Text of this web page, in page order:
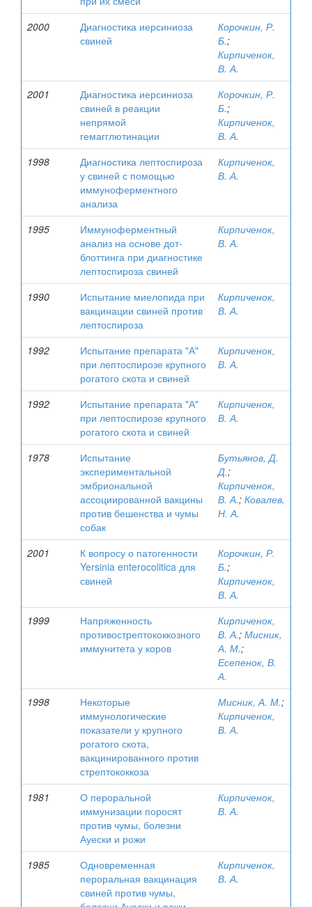
2000
Диагностика иерсиниоза
свиней
Корочкин, Р.
Б.;
Кирпиченок,
В. А.
2001
Диагностика иерсиниоза
свиней в реакции
непрямой
гемагглютинации
Корочкин, Р.
Б.;
Кирпиченок,
В. А.
1998
Диагностика лептоспироза
у свиней с помощью
иммуноферментного
анализа
Кирпиченок,
В. А.
1995
Иммуноферментный
анализ на основе дот-
блоттинга при диагностике
лептоспироза свиней
Кирпиченок,
В. А.
1990
Испытание миелопида при
вакцинации свиней против
лептоспироза
Кирпиченок,
В. А.
1992
Испытание препарата "А"
при лептоспирозе крупного
рогатого скота и свиней
Кирпиченок,
В. А.
1992
Испытание препарата "А"
при лептоспирозе крупного
рогатого скота и свиней
Кирпиченок,
В. А.
1978
Испытание
экспериментальной
эмбриональной
ассоциированной вакцины
против бешенства и чумы
собак
Бутьянов, Д.
Д.;
Кирпиченок,
В. А.; Ковалев,
Н. А.
2001
К вопросу о патогенности
Yersinia enterocolitica для
свиней
Корочкин, Р.
Б.;
Кирпиченок,
В. А.
1999
Напряженность
противострептококкозного
иммунитета у коров
Кирпиченок,
В. А.; Мисник,
А. М.;
Есепенок, В.
А.
1998
Некоторые
иммунологические
показатели у крупного
рогатого скота,
вакцинированного против
стрептококкоза
Мисник, А. М.;
Кирпиченок,
В. А.
1981
О пероральной
иммунизации поросят
против чумы, болезни
Ауески и рожи
Кирпиченок,
В. А.
1985
Одновременная
пероральная вакцинация
свиней против чумы,
Кирпиченок,
В. А.